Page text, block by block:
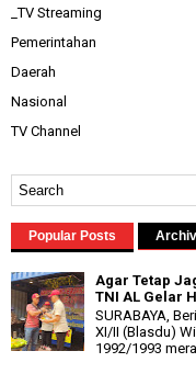
_TV Streaming
Pemerintahan
Daerah
Nasional
TV Channel
Popular Posts
Agar Tetap
TNI AL Gelar
SURABAYA,
XI/II (Blasdu)
1992/1993